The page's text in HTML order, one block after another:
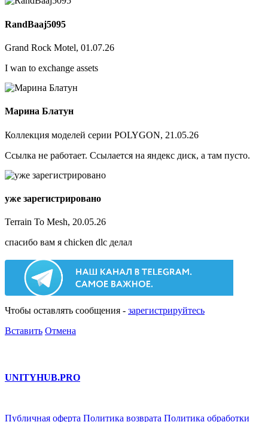
RandBaaj5095
Grand Rock Motel, 01.07.26
I wan to exchange assets
Марина Блатун
Коллекция моделей серии POLYGON, 21.05.26
Ссылка не работает. Ссылается на яндекс диск, а там пусто.
уже зарегистрировано
Terrain To Mesh, 20.05.26
спасибо вам я chicken dlc делал
Чтобы оставлять сообщения - зарегистрируйтесь
Вставить Отмена
UNITYHUB.PRO
Публичная оферта Политика возврата Политика обработки